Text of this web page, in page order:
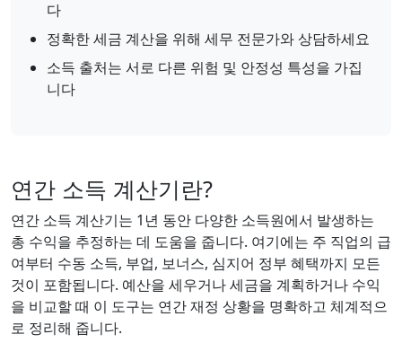
다
정확한 세금 계산을 위해 세무 전문가와 상담하세요
소득 출처는 서로 다른 위험 및 안정성 특성을 가집
니다
연간 소득 계산기란?
연간 소득 계산기는 1년 동안 다양한 소득원에서 발생하는
총 수익을 추정하는 데 도움을 줍니다. 여기에는 주 직업의 급
여부터 수동 소득, 부업, 보너스, 심지어 정부 혜택까지 모든
것이 포함됩니다. 예산을 세우거나 세금을 계획하거나 수익
을 비교할 때 이 도구는 연간 재정 상황을 명확하고 체계적으
로 정리해 줍니다.